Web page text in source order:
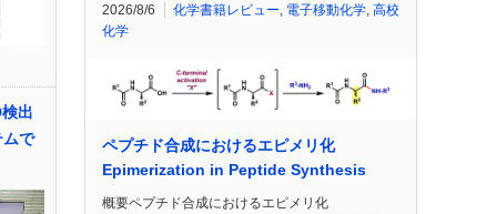
出
で
2026/8/6 化学書籍レビュー 電子移動化学 高校
化学
ペプチド合成におけるエピメリ化
Epimerization in Peptide Synthesis
概要ペプチド合成におけるエピメリ化